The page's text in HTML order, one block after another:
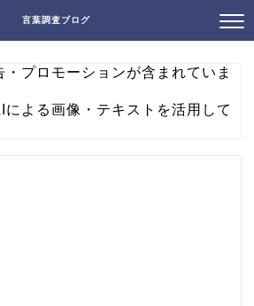
言葉調査ブログ
プロモーションが含まれていま
よる画像・テキストを活用して